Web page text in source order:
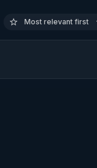
Most relevant first